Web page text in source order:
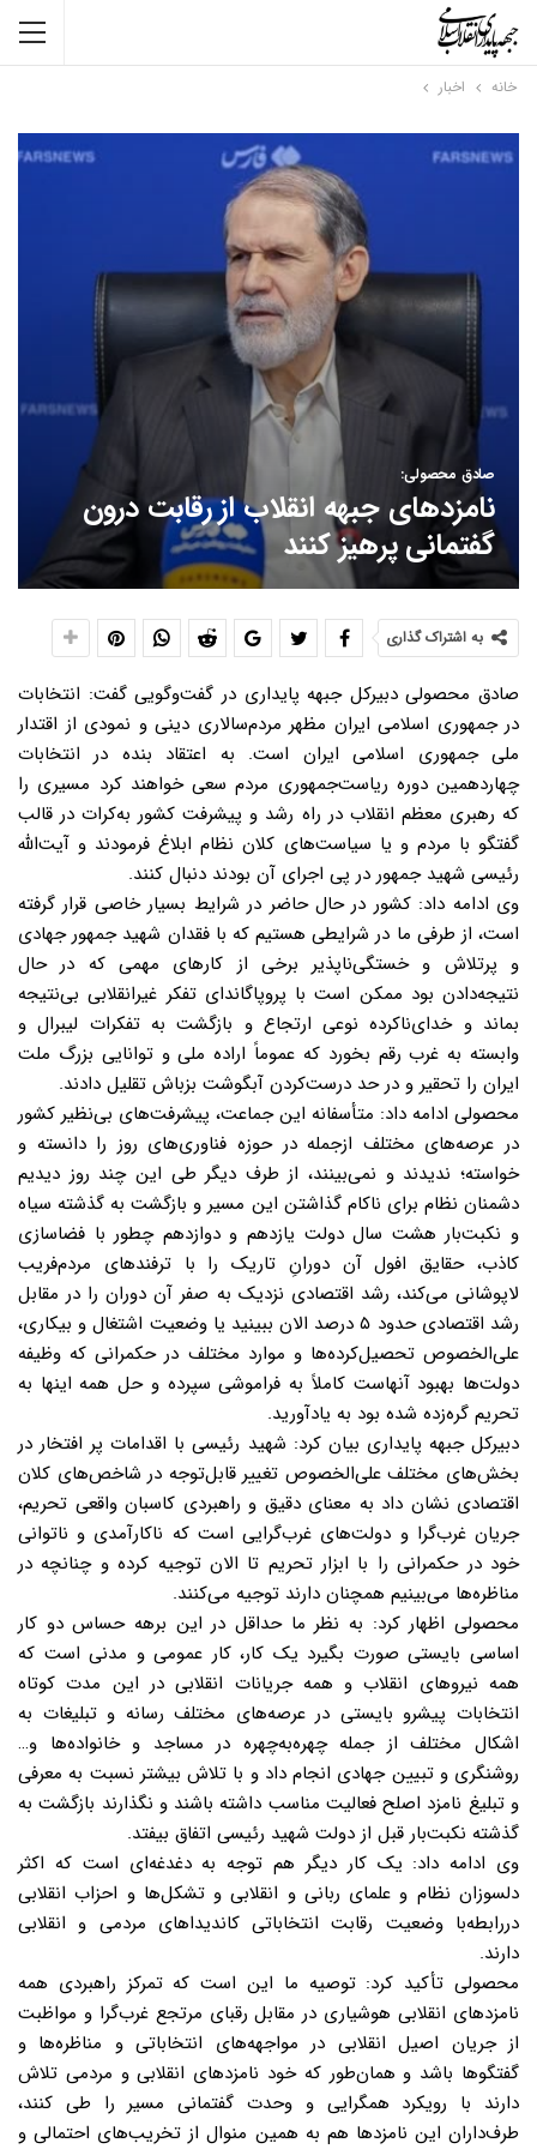
خانه اخبار
صادق محصولی:
نامزدهای جبهه انقلاب از رقابت درون
گفتمانی پرهیز کنند
به اشتراک گذاری
صادق محصولی دبیرکل جبهه پایداری در گفت‌وگویی گفت: انتخابات
در جمهوری اسلامی ایران مظهر مردم‌سالاری دینی و نمودی از اقتدار
ملی جمهوری اسلامی ایران است. به اعتقاد بنده در انتخابات
چهاردهمین دوره ریاست‌جمهوری مردم سعی خواهند کرد مسیری را
که رهبری معظم انقلاب در راه رشد و پیشرفت کشور به‌کرات در قالب
گفتگو با مردم و یا سیاست‌های کلان نظام ابلاغ فرمودند و آیت‌الله
رئیسی شهید جمهور در پی اجرای آن بودند دنبال کنند.
وی ادامه داد: کشور در حال حاضر در شرایط بسیار خاصی قرار گرفته
است، از طرفی ما در شرایطی هستیم که با فقدان شهید جمهور جهادی
و پرتلاش و خستگی‌ناپذیر برخی از کارهای مهمی که در حال
نتیجه‌دادن بود ممکن است با پروپاگاندای تفکر غیرانقلابی بی‌نتیجه
بماند و خدای‌ناکرده نوعی ارتجاع و بازگشت به تفکرات لیبرال و
وابسته به غرب رقم بخورد که عموماً اراده ملی و توانایی بزرگ ملت
ایران را تحقیر و در حد درست‌کردن آبگوشت بزباش تقلیل دادند.
محصولی ادامه داد: متأسفانه این جماعت، پیشرفت‌های بی‌نظیر کشور
در عرصه‌های مختلف ازجمله در حوزه فناوری‌های روز را دانسته و
خواسته؛ ندیدند و نمی‌بینند، از طرف دیگر طی این چند روز دیدیم
دشمنان نظام برای ناکام گذاشتن این مسیر و بازگشت به گذشته سیاه
و نکبت‌بار هشت سال دولت یازدهم و دوازدهم چطور با فضاسازی
کاذب، حقایق افول آن دورانِ تاریک را با ترفندهای مردم‌فریب
لاپوشانی می‌کند، رشد اقتصادی نزدیک به صفر آن دوران را در مقابل
رشد اقتصادی حدود ۵ درصد الان ببینید یا وضعیت اشتغال و بیکاری،
علی‌الخصوص تحصیل‌کرده‌ها و موارد مختلف در حکمرانی که وظیفه
دولت‌ها بهبود آنهاست کاملاً به فراموشی سپرده و حل همه اینها به
تحریم گره‌زده شده بود به یادآورید.
دبیرکل جبهه پایداری بیان کرد: شهید رئیسی با اقدامات پر افتخار در
بخش‌های مختلف علی‌الخصوص تغییر قابل‌توجه در شاخص‌های کلان
اقتصادی نشان داد به معنای دقیق و راهبردی کاسبان واقعی تحریم،
جریان غرب‌گرا و دولت‌های غرب‌گرایی است که ناکارآمدی و ناتوانی
خود در حکمرانی را با ابزار تحریم تا الان توجیه کرده و چنانچه در
مناظره‌ها می‌بینیم همچنان دارند توجیه می‌کنند.
محصولی اظهار کرد: به نظر ما حداقل در این برهه حساس دو کار
اساسی بایستی صورت بگیرد یک کار، کار عمومی و مدنی است که
همه نیروهای انقلاب و همه جریانات انقلابی در این مدت کوتاه
انتخابات پیشرو بایستی در عرصه‌های مختلف رسانه و تبلیغات به
اشکال مختلف از جمله چهره‌به‌چهره در مساجد ‌و خانواده‌ها و…
روشنگری و تبیین جهادی انجام داد و با تلاش بیشتر نسبت به معرفی
و تبلیغ نامزد اصلح فعالیت مناسب داشته باشند و نگذارند بازگشت به
گذشته نکبت‌بار قبل از دولت شهید رئیسی اتفاق بیفتد.
وی ادامه داد: یک کار دیگر هم توجه به دغدغه‌ای است که اکثر
دلسوزان نظام و علمای ربانی و انقلابی و تشکل‌ها و احزاب انقلابی
دررابطه‌با وضعیت رقابت انتخاباتی کاندیداهای مردمی و انقلابی
دارند.
محصولی تأکید کرد: توصیه ما این است که تمرکز راهبردی همه
نامزدهای انقلابی هوشیاری در مقابل رقبای مرتجع غرب‌گرا و مواظبت
از جریان اصیل انقلابی در مواجهه‌های انتخاباتی و مناظره‌ها و
گفتگوها باشد و همان‌طور که خود نامزدهای انقلابی و مردمی تلاش
دارند با رویکرد همگرایی و وحدت گفتمانی مسیر را طی کنند،
طرف‌داران این نامزدها هم به همین منوال از تخریب‌های احتمالی و